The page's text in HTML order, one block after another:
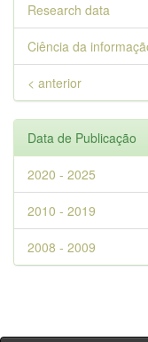
Research data
Ciência da
< anterior
Data de Publicação
2020 - 2025
2010 - 2019
2008 - 2009